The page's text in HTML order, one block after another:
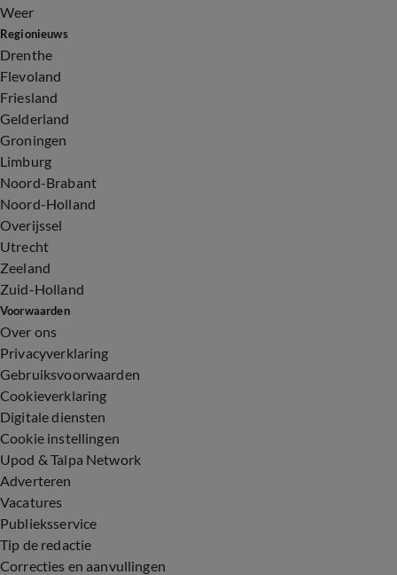
Weer
Regionieuws
Drenthe
Flevoland
Friesland
Gelderland
Groningen
Limburg
Noord-Brabant
Noord-Holland
Overijssel
Utrecht
Zeeland
Zuid-Holland
Voorwaarden
Over ons
Privacyverklaring
Gebruiksvoorwaarden
Cookieverklaring
Digitale diensten
Cookie instellingen
Upod & Talpa Network
Adverteren
Vacatures
Publieksservice
Tip de redactie
Correcties en aanvullingen